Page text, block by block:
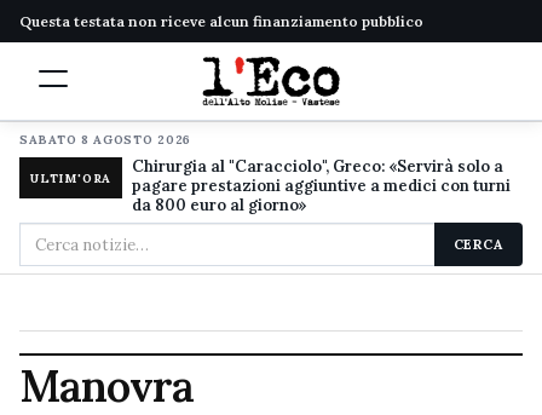
Questa testata non riceve alcun finanziamento pubblico
SABATO 8 AGOSTO 2026
ULTIM'ORA
Chirurgia al "Caracciolo", Greco: «Servirà solo a
pagare prestazioni aggiuntive a medici con turni
da 800 euro al giorno»
Cerca
nel
CERCA
Manovra